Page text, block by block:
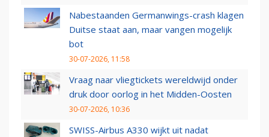
Nabestaanden Germanwings-crash klagen
Duitse staat aan, maar vangen mogelijk
bot
30-07-2026, 11:58
Vraag naar vliegtickets wereldwijd onder
druk door oorlog in het Midden-Oosten
30-07-2026, 10:36
SWISS-Airbus A330 wijkt uit nadat